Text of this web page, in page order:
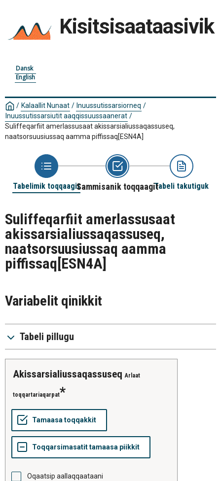
Kisitsisaataasivik
Dansk
English
/ Kalaallit Nunaat / Inuussutissarsiorneq /
Inuussutissarsiutit aaqqissuussaanerat /
Suliffeqarfiit amerlassusaat akissarsialiussaqassuseq,
naatsorsuusiussaq aamma piffissaq[ESN4A]
Tabelimik toqqaagitSammisanik toqqaagitTabeli takutiguk
Suliffeqarfiit amerlassusaat
akissarsialiussaqassuseq,
naatsorsuusiussaq aamma
piffissaq [ESN4A]
Variabelit qinikkit
Tabeli pillugu
Akissarsialiussaqassuseq Arlaat
toqqartariaqarpat
Oqaatsip aallaqqaataani